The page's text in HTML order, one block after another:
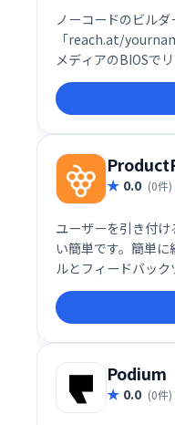
ノーコードのビル
「reach.at/
メディアのBIOSで
ルの署名✉️など。
にメール通知を受け
0.0 (0件)
ユーザーを引き付
い簡単です。簡単
ルとフィードバッ
を引き付けます。
Podium
0.0 (0件)